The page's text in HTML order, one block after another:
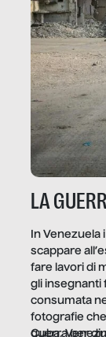
LA
In Venezuela
scappare
fare lavori di
gli insegnanti
consumata
fotografie
guerra per
Cuba,